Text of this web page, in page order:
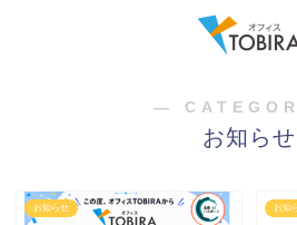
―
お知らせ
お知らせ お知